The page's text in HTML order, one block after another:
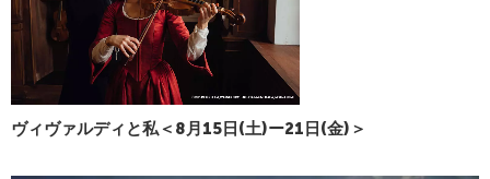
ヴィヴァルディと私＜8月15日(土)ー21日(金)＞